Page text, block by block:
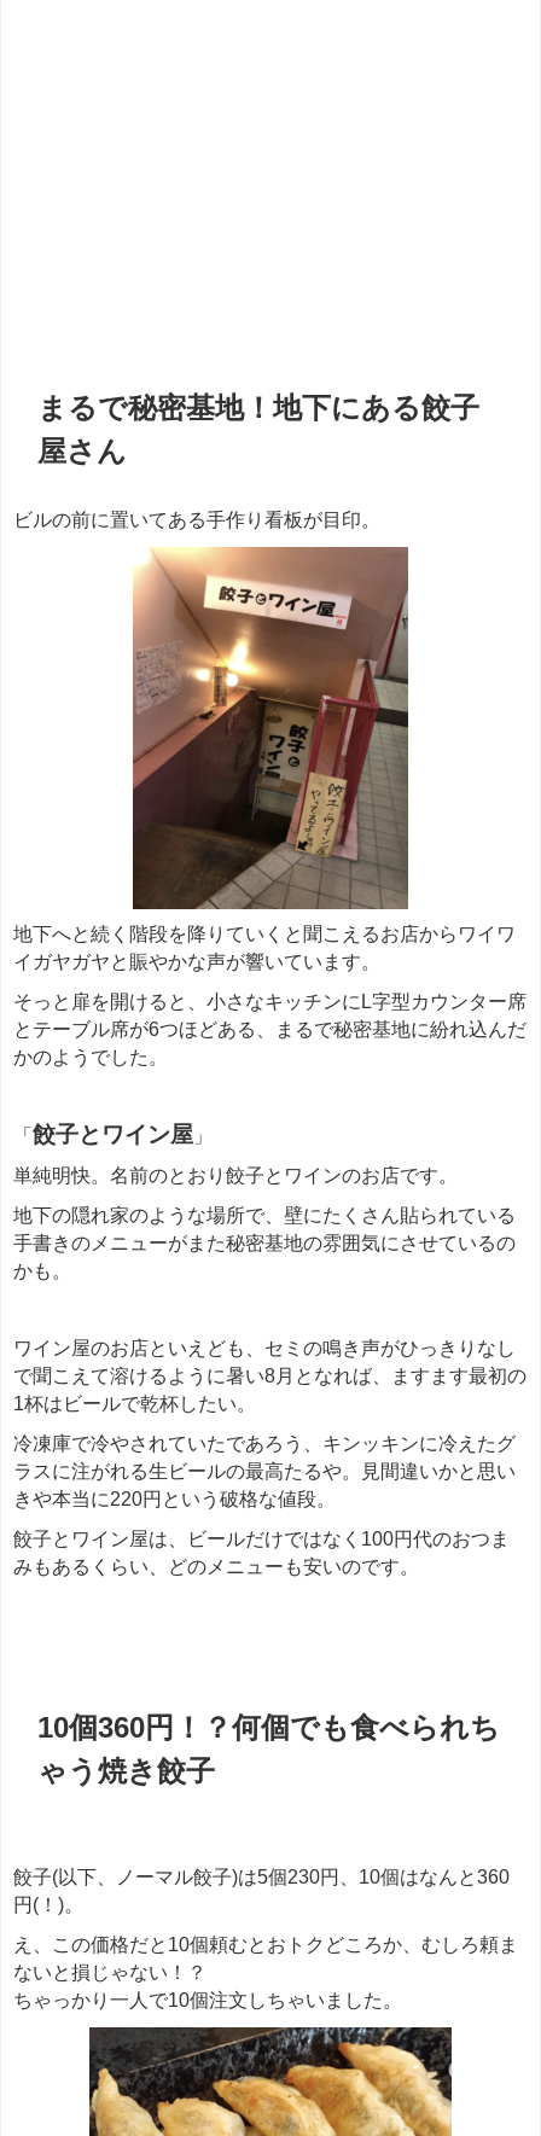
まるで秘密基地！地下にある餃子
屋さん
ビルの前に置いてある手作り看板が目印。
地下へと続く階段を降りていくと聞こえるお店からワイワ
イガヤガヤと賑やかな声が響いています。
そっと扉を開けると、小さなキッチンにL字型カウンター席
とテーブル席が6つほどある、まるで秘密基地に紛れ込んだ
かのようでした。
「 餃子とワイン屋 」
単純明快。名前のとおり餃子とワインのお店です。
地下の隠れ家のような場所で、壁にたくさん貼られている
手書きのメニューがまた秘密基地の雰囲気にさせているの
かも。
ワイン屋のお店といえども、セミの鳴き声がひっきりなし
で聞こえて溶けるように暑い8月となれば、ますます最初の
1杯はビールで乾杯したい。
冷凍庫で冷やされていたであろう、キンッキンに冷えたグ
ラスに注がれる生ビールの最高たるや。見間違いかと思い
きや本当に220円という破格な値段。
餃子とワイン屋は、ビールだけではなく100円代のおつま
みもあるくらい、どのメニューも安いのです。
10個360円！？何個でも食べられち
ゃう焼き餃子
餃子(以下、ノーマル餃子)は5個230円、10個はなんと360
円(！)。
え、この価格だと10個頼むとおトクどころか、むしろ頼ま
ないと損じゃない！？
ちゃっかり一人で10個注文しちゃいました。